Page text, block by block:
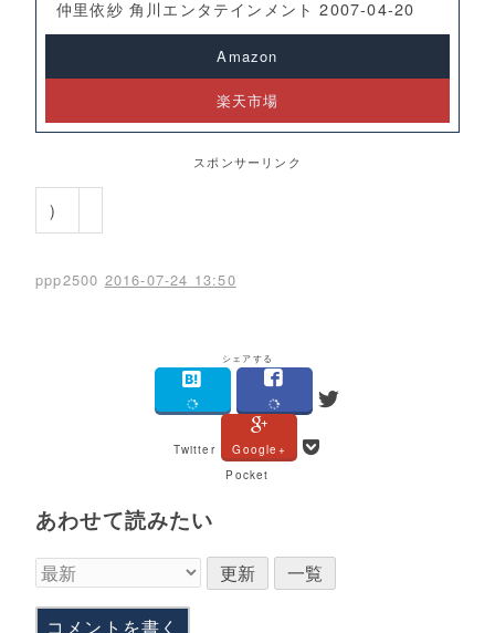
仲里依紗 角川エンタテインメント 2007-04-20
Amazon
楽天市場
スポンサーリンク
）
ppp2500 2016-07-24 13:50
シェアする
Twitter
Google+
Pocket
あわせて読みたい
コメントを書く